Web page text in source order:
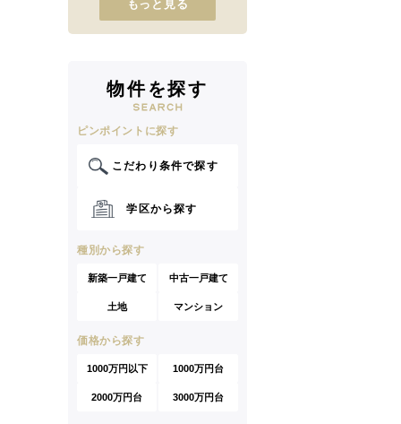
もっと見る
物件を探す
ピンポイントに探す
こだわり条件で探す
学区から探す
種別から探す
新築一戸建て 中古一戸建て
土地 マンション
価格から探す
1000万円以下 1000万円台
2000万円台 3000万円台